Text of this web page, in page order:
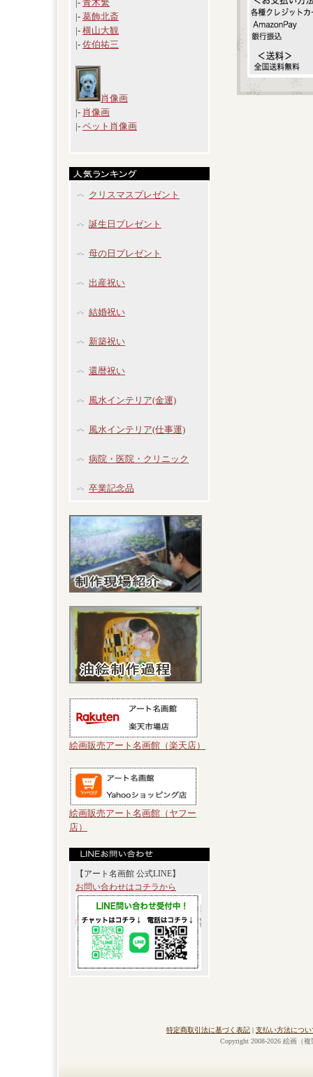
|- 青木繁
|- 葛飾北斎
|- 横山大観
|- 佐伯祐三
肖像画
|- 肖像画
|- ペット肖像画
クリスマスプレゼント
誕生日プレゼント
母の日プレゼント
出産祝い
結婚祝い
新築祝い
還暦祝い
風水インテリア(金運)
風水インテリア(仕事運)
病院・医院・クリニック
卒業記念品
絵画販売アート名画館（楽天店）
絵画販売アート名画館（ヤフー
店）
【アート名画館 公式LINE】
お問い合わせはコチラから
特定商取引法に基づく表記 | 支払い方法につい
Copyright 2008-2026 絵画（